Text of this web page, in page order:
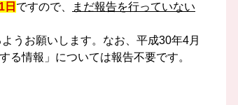
日 ですので、
まだ報告を行っていない
うお願いします。なお、平成30年4月
る情報」については報告不要です。